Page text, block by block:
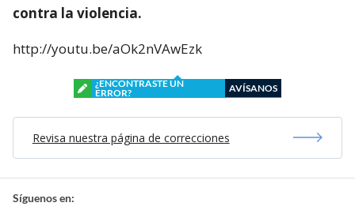
contra la violencia.
http://youtu.be/aOk2nVAwEzk
¿ENCONTRASTE UN
ERROR?
AVÍSANOS
Revisa nuestra página de correcciones
Síguenos en: